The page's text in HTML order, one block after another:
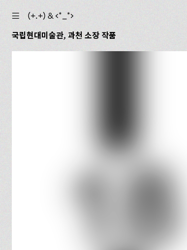
☰
(+.+) & ‹*_*›
국립현대미술관, 과천 소장 작품